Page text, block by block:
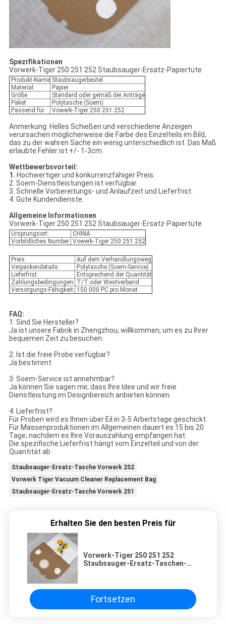
Spezifikationen
Vorwerk-Tiger 250 251 252 Staubsauger-Ersatz-Papiertüte
Produkt-Name Staubsaugerbeutel
Material
Papier
Größe
Standard oder gemäß der Anträge
Paket
Polytasche (Soem)
Passend für
Vowerk-Tiger 250 251 252
Anmerkung: Helles Schießen und verschiedene Anzeigen
verursachen möglicherweise die Farbe des Einzelteils im Bild,
das zu der wahren Sache ein wenig unterschiedlich ist. Das Maß
erlaubte Fehler ist +/- 1-3cm.
Wettbewerbsvorteil:
1. Hochwertiger und konkurrenzfähiger Preis.
2. Soem-Dienstleistungen ist verfügbar.
3. Schnelle Vorbereitungs- und Anlaufzeit und Lieferfrist.
4. Gute Kundendienste.
Allgemeine Informationen
Vorwerk-Tiger 250 251 252 Staubsauger-Ersatz-Papiertüte
Ursprungsort:
CHINA
Vorbildliches Number: Vowerk-Tiger 250 251 252
Preis:
Auf dem Verhandlungsweg
Verpackendetails:
Polytasche (Soem-Service)
Lieferfrist:
Entsprechend der Quantität
Zahlungsbedingungen: T/T oder Westverband
Versorgungs-Fähigkeit: 150.000 PC pro Monat
FAQ:
1: Sind Sie Hersteller?
Ja ist unsere Fabrik in Zhengzhou, willkommen, um es zu Ihrer
bequemen Zeit zu besuchen.
2: Ist die freie Probe verfügbar?
Ja bestimmt.
3: Soem-Service ist annehmbar?
Ja können Sie sagen mir, dass Ihre Idee und wir freie
Dienstleistung im Designbereich anbieten können.
4: Lieferfrist?
Für Proben wird es Ihnen über Eil in 3-5 Arbeitstage geschickt.
Für Massenproduktionen im Allgemeinen dauert es 15 bis 20
Tage, nachdem es Ihre Vorauszahlung empfangen hat.
Die spezifische Lieferfrist hängt vom Einzelteil und von der
Quantität ab.
Staubsauger-Ersatz-Tasche Vorwerk 252
Vorwerk Tiger Vacuum Cleaner Replacement Bag
Staubsauger-Ersatz-Tasche Vorwerk 251
Erhalten Sie den besten Preis für
Vorwerk-Tiger 250 251 252
Staubsauger-Ersatz-Taschen-
Fortsetzen